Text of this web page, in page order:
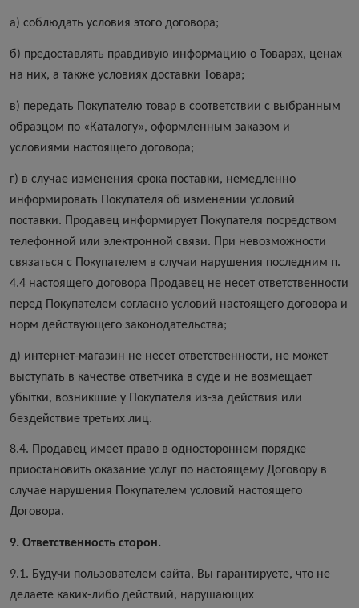
а) соблюдать условия этого договора;
б) предоставлять правдивую информацию о Товарах, ценах
на них, а также условиях доставки Товара;
в) передать Покупателю товар в соответствии с выбранным
образцом по «Каталогу», оформленным заказом и
условиями настоящего договора;
г) в случае изменения срока поставки, немедленно
информировать Покупателя об изменении условий
поставки. Продавец информирует Покупателя посредством
телефонной или электронной связи. При невозможности
связаться с Покупателем в случаи нарушения последним п.
4.4 настоящего договора Продавец не несет ответственности
перед Покупателем согласно условий настоящего договора и
норм действующего законодательства;
д) интернет-магазин не несет ответственности, не может
выступать в качестве ответчика в суде и не возмещает
убытки, возникшие у Покупателя из-за действия или
бездействие третьих лиц.
8.4. Продавец имеет право в одностороннем порядке
приостановить оказание услуг по настоящему Договору в
случае нарушения Покупателем условий настоящего
Договора.
9. Ответственность сторон.
9.1. Будучи пользователем сайта, Вы гарантируете, что не
делаете каких-либо действий, нарушающих